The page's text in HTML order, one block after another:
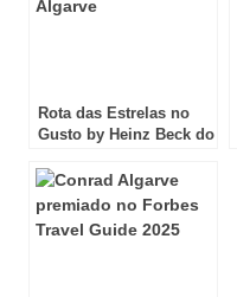
Rota das Estrelas no
Gusto by Heinz Beck do